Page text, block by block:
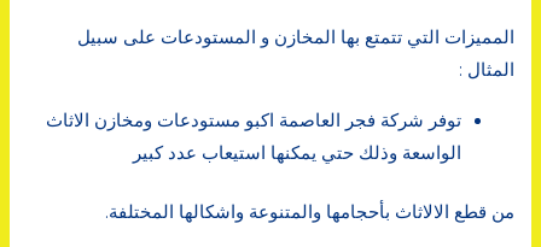
المميزات التي تتمتع بها المخازن و المستودعات على سبيل
المثال :
توفر شركة فجر العاصمة اكبو مستودعات ومخازن الاثاث
الواسعة وذلك حتي يمكنها استيعاب عدد كبير
من قطع الالاثاث بأحجامها والمتنوعة واشكالها المختلفة.